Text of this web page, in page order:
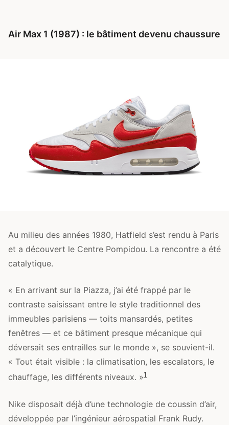
Air Max 1 (1987) : le bâtiment devenu chaussure
Au milieu des années 1980, Hatfield s’est rendu à Paris
et a découvert le Centre Pompidou. La rencontre a été
catalytique.
« En arrivant sur la Piazza, j’ai été frappé par le
contraste saisissant entre le style traditionnel des
immeubles parisiens — toits mansardés, petites
fenêtres — et ce bâtiment presque mécanique qui
déversait ses entrailles sur le monde », se souvient-il.
« Tout était visible : la climatisation, les escalators, le
chauffage, les différents niveaux. »1
Nike disposait déjà d’une technologie de coussin d’air,
développée par l’ingénieur aérospatial Frank Rudy.